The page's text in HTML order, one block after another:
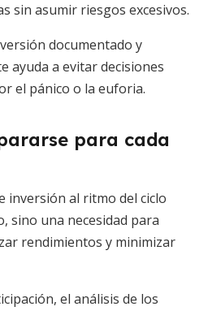
sin asumir riesgos excesivos.
documentado y
ayuda a evitar decisiones
el pánico o la euforia.
para cada
inversión al ritmo del ciclo
sino una necesidad para
rendimientos y minimizar
el análisis de los